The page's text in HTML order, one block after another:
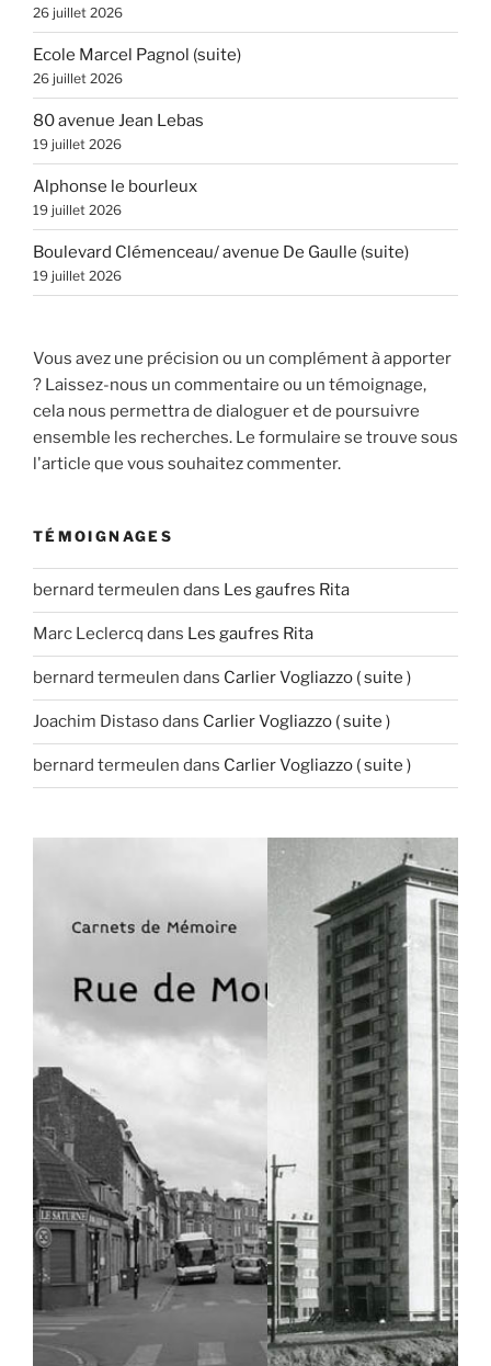
26 juillet 2026
Ecole Marcel Pagnol (suite)
26 juillet 2026
80 avenue Jean Lebas
19 juillet 2026
Alphonse le bourleux
19 juillet 2026
Boulevard Clémenceau/ avenue De Gaulle (suite)
19 juillet 2026
Vous avez une précision ou un complément à apporter
? Laissez-nous un commentaire ou un témoignage,
cela nous permettra de dialoguer et de poursuivre
ensemble les recherches. Le formulaire se trouve sous
l'article que vous souhaitez commenter.
TÉMOIGNAGES
bernard termeulen dans Les gaufres Rita
Marc Leclercq dans Les gaufres Rita
bernard termeulen dans Carlier Vogliazzo ( suite )
Joachim Distasodans Carlier Vogliazzo ( suite )
bernard termeulen dans Carlier Vogliazzo ( suite )